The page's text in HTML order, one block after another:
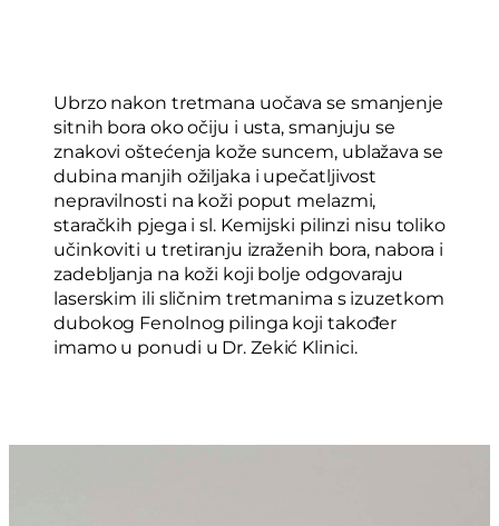
Ubrzo nakon tretmana uočava se smanjenje
sitnih bora oko očiju i usta, smanjuju se
znakovi oštećenja kože suncem, ublažava se
dubina manjih ožiljaka i upečatljivost
nepravilnosti na koži poput melazmi,
staračkih pjega i sl. Kemijski pilinzi nisu toliko
učinkoviti u tretiranju izraženih bora, nabora i
zadebljanja na koži koji bolje odgovaraju
laserskim ili sličnim tretmanima s izuzetkom
dubokog Fenolnog pilinga koji također
imamo u ponudi u Dr. Zekić Klinici.